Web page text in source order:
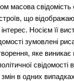
масова
що
Носієм її
зумовлені
яке виникає
свідомості
в одних